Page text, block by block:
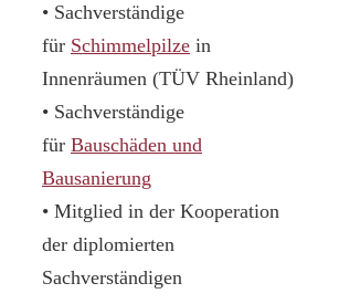
• Sachverständige
für Schimmelpilze in
Innenräumen (TÜV Rheinland)
• Sachverständige
für Bauschäden und
Bausanierung
• Mitglied in der Kooperation
der diplomierten
Sachverständigen